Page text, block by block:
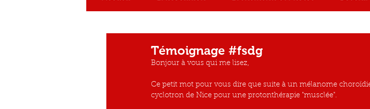
Témoignage #fsdg
Bonjour à vous qui me lisez,
Ce petit mot pour vous dire que suite à un mélanome
cyclotron de Nice pour une protonthérapie "musclée".